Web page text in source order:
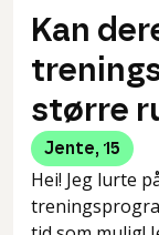
Kan
større
Jente, 15
Hei! Jeg lurte